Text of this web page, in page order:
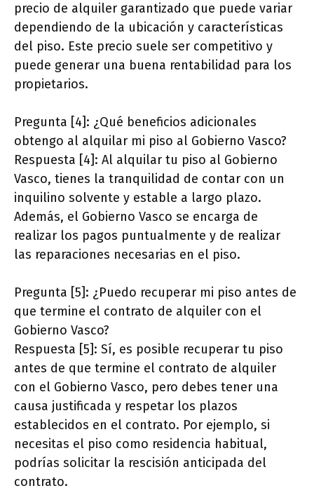
precio de alquiler garantizado que puede variar
dependiendo de la ubicación y características
del piso. Este precio suele ser competitivo y
puede generar una buena rentabilidad para los
propietarios.
Pregunta [4]: ¿Qué beneficios adicionales
obtengo al alquilar mi piso al Gobierno Vasco?
Respuesta [4]: Al alquilar tu piso al Gobierno
Vasco, tienes la tranquilidad de contar con un
inquilino solvente y estable a largo plazo.
Además, el Gobierno Vasco se encarga de
realizar los pagos puntualmente y de realizar
las reparaciones necesarias en el piso.
Pregunta [5]: ¿Puedo recuperar mi piso antes de
que termine el contrato de alquiler con el
Gobierno Vasco?
Respuesta [5]: Sí, es posible recuperar tu piso
antes de que termine el contrato de alquiler
con el Gobierno Vasco, pero debes tener una
causa justificada y respetar los plazos
establecidos en el contrato. Por ejemplo, si
necesitas el piso como residencia habitual,
podrías solicitar la rescisión anticipada del
contrato.